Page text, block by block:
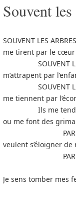
Souvent
SOUVENT LES ARBRES
me tirent par le cœur
SOUVENT
m’attrapent par
SOUVENT
me tiennent par
Ils me
ou me font des
veulent s’éloigner de
Je sens tomber mes